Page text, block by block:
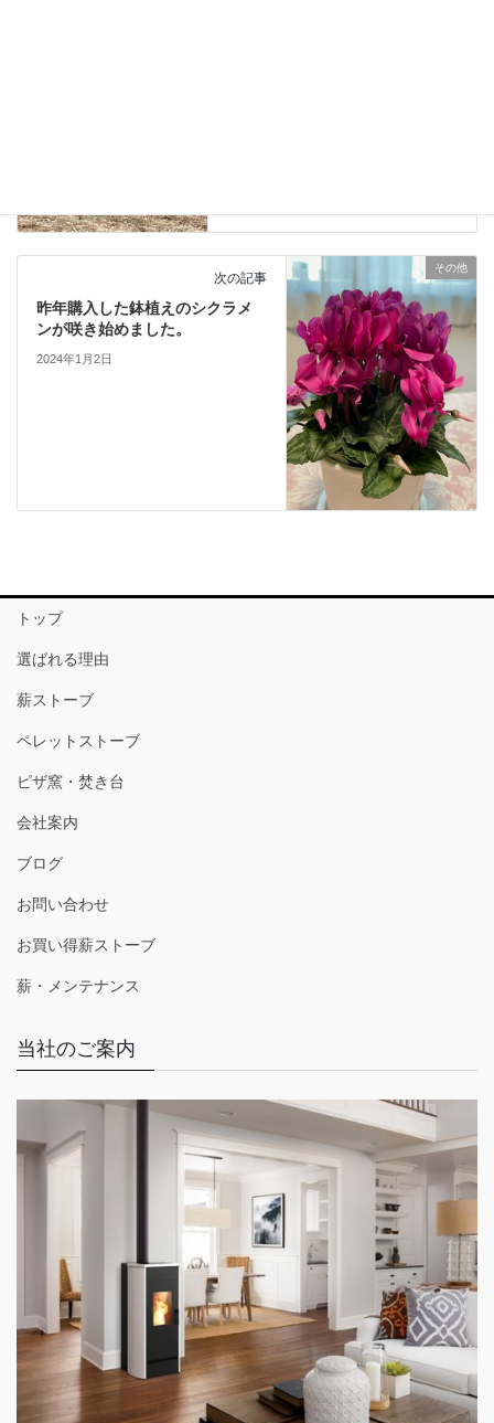
その他
次の記事
昨年購入した鉢植えのシクラメ
ンが咲き始めました。
2024年1月2日
トップ
選ばれる理由
薪ストーブ
ペレットストーブ
ピザ窯・焚き台
会社案内
ブログ
お問い合わせ
お買い得薪ストーブ
薪・メンテナンス
当社のご案内